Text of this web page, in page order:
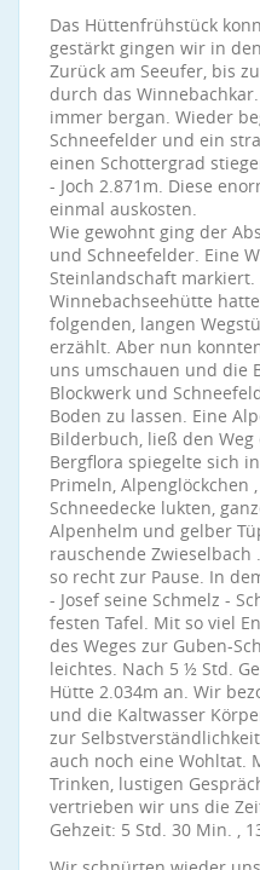
Das Hüttenfrühstück
gestärkt gingen wir in
Zurück am Seeufer, bis
durch das
immer bergan. Wieder
Schneefelder und ein
einen Schottergrad
- Joch 2.871m. Diese
einmal auskosten.
Wie gewohnt ging der
und Schneefelder. Eine
Steinlandschaft
Winnebachseehütte
folgenden, langen
erzählt. Aber nun
uns umschauen und die
Blockwerk und
Boden zu lassen. Eine
Bilderbuch, ließ den
Bergflora spiegelte sich
Primeln, Alpenglöckchen
Schneedecke lukten,
Alpenhelm und gelber
rauschende Zwieselbach
so recht zur Pause. In
- Josef seine Schmelz -
festen Tafel. Mit so viel
des Weges zur Guben-
leichtes. Nach 5 ½ Std.
Hütte 2.034m an. Wir
und die Kaltwasser
zur
auch noch eine Wohltat.
Trinken, lustigen
vertrieben wir uns die
Gehzeit: 5 Std. 30 Min. ,